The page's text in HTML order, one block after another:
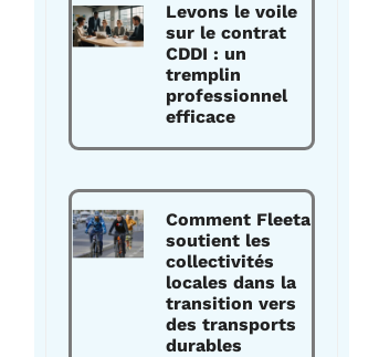
Levons le voile
sur le contrat
CDDI : un
tremplin
professionnel
efficace
Comment Fleeta
soutient les
collectivités
locales dans la
transition vers
des transports
durables